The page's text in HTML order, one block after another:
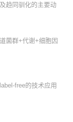
趋同驯化的主要动
菌群+代谢+细胞因
free的技术应用